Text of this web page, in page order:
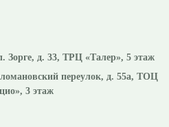
Зорге, д. 33, ТРЦ «Талер», 5 этаж
переулок, д. 55а, ТОЦ
3 этаж